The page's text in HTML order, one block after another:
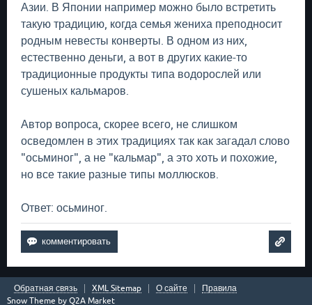
Азии. В Японии например можно было встретить
такую традицию, когда семья жениха преподносит
родным невесты конверты. В одном из них,
естественно деньги, а вот в других какие-то
традиционные продукты типа водорослей или
сушеных кальмаров.
Автор вопроса, скорее всего, не слишком
осведомлен в этих традициях так как загадал слово
"осьминог", а не "кальмар", а это хоть и похожие,
но все такие разные типы моллюсков.
Ответ: осьминог.
Обратная связь XML Sitemap О сайте
Правила
Snow Theme by Q2A Market